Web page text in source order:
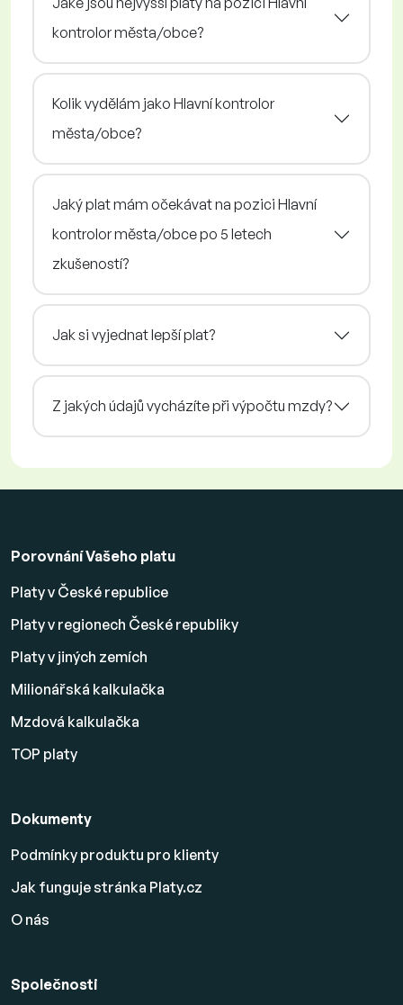
kontrolor města/obce?
Kolik vydělám jako Hlavní kontrolor
města/obce?
Jaký plat mám očekávat na pozici Hlavní
kontrolor města/obce po 5 letech
zkušeností?
Jak si vyjednat lepší plat?
Z jakých údajů vycházíte při výpočtu mzdy?
Porovnání Vašeho platu
Platy v České republice
Platy v regionech České republiky
Platy v jiných zemích
Milionářská kalkulačka
Mzdová kalkulačka
TOP platy
Dokumenty
Podmínky produktu pro klienty
Jak funguje stránka Platy.cz
O nás
Společnosti